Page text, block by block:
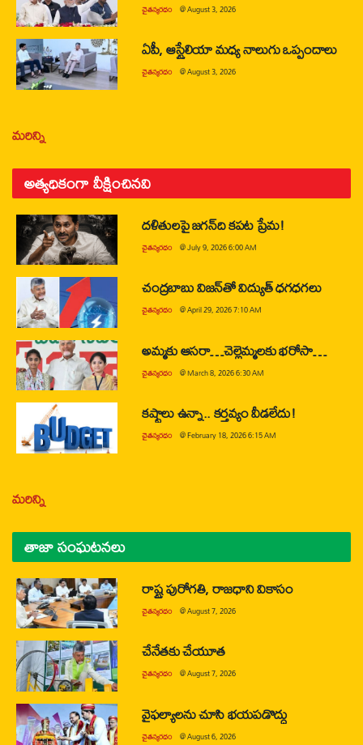
చైతన్యరధం @August 3, 2026
ఏపీ, ఆస్ట్రేలియా మధ్య నాలుగు ఒప్పందాలు
చైతన్యరధం @August 3, 2026
మరిన్ని
అత్యధికంగా వీక్షించినవి
దళితులపై జగన్‌ది కపట ప్రేమ!
చైతన్యరధం @July 9, 2026 6:00 AM
చంద్రబాబు విజన్‌తో విద్యుత్ ధగధగలు
చైతన్యరధం @April 29, 2026 7:10 AM
అమ్మకు ఆసరా…చెల్లెమ్మలకు భరోసా…
చైతన్యరధం @March 8, 2026 6:30 AM
కష్టాలు ఉన్నా.. కర్తవ్యం వీడలేదు!
చైతన్యరధం @February 18, 2026 6:15 AM
మరిన్ని
తాజా సంఘటనలు
రాష్ట్ర పురోగతి, రాజధాని వికాసం
చైతన్యరధం @August 7, 2026
చేనేతకు చేయూత
చైతన్యరధం @August 7, 2026
వైఫల్యాలను చూసి భయపడొద్దు
చైతన్యరధం @August 6, 2026